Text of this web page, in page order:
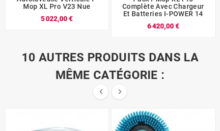
Mop XL Pro V23 Nue
5 022,00 €
Complète Avec Chargeur
Et Batteries I-POWER 14
6 420,00 €
10 AUTRES PRODUITS DANS LA
MÊME CATÉGORIE :
 